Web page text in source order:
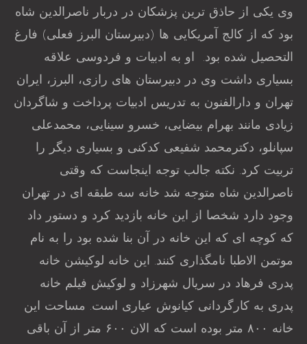
وی یکی از حاذق ترین پزشکان در دربار ناصرالدین شاه
بود که از کالج آمریکایی ها (دبیرستان البرز فعلی) فارغ
التحصیل شده بود. او به ادبیات و فردوسی علاقه
بسیاری داشت وی در دبیرستان های رازی، البرز، ایران
تهران و دارالفنون به تدریس ادبیات پرداخت و شاگردان
زیادی مانند بهرام بیضایی، خسرو سینایی، محمدعلی
سپانلو، دکترمحمد شفیعی کدکنی و بسیاری دیگر را
تربیت کرد. نکته جالب توجه اینجاست که وقتی
ناصرالدین شاه متوجه شد خانه سه طبقه ای در تهران
وجود دارد شخصا از این خانه بازدید کرد و دستور داد
که کوچه ای که این خانه در آن بنا شده بود را به نام
موتمن الاطبا نامگذاری کنند. این خانه لوکیشن خانه
پدری فرهاد در سریال شهرزاد و لوکیش فیلم خانه
پدری به کارگردانی کیانوش عیاری است. مساحت این
خانه ۸۰۰ متر بوده است که الان ۶۰۰ متر از آن باقی